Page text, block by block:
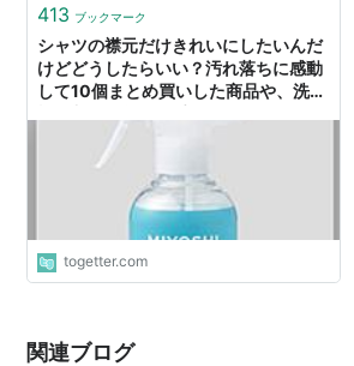
413 ブックマーク
シャツの襟元だけきれいにしたいんだ
けどどうしたらいい？汚れ落ちに感動
して10個まとめ買いした商品や、洗濯
togetter.com
関連ブログ